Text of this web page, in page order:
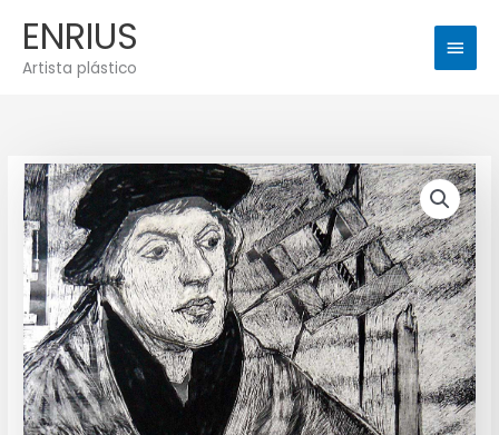
contenido
ENRIUS
Artista plástico